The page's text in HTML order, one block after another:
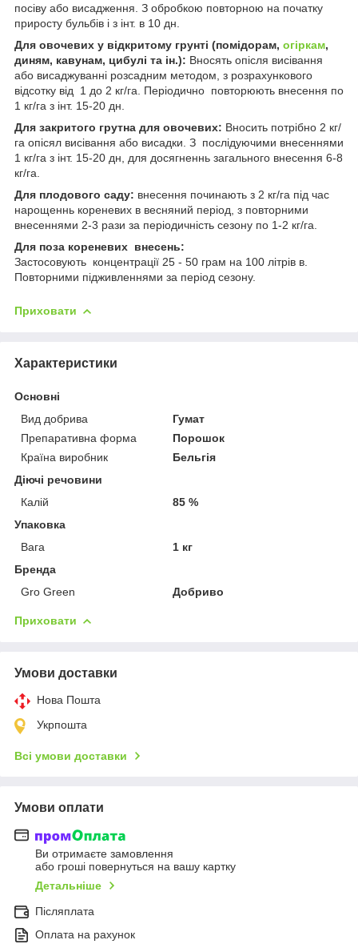
посіву або висадження. З обробкою повторною на початку
приросту бульбів і з інт. в 10 дн.
Для овочевих у відкритому грунті (помідорам, огіркам,
диням, кавунам, цибулі та ін.): Вносять опісля висівання
або висаджуванні розсадним методом, з розрахункового
відсотку від 1 до 2 кг/га. Періодично повторюють внесення по
1 кг/га з інт. 15-20 дн.
Для закритого грутна для овочевих: Вносить потрібно 2 кг/
га опісял висівання або висадки. З послідуючими внесеннями
1 кг/га з інт. 15-20 дн, для досягненнь загального внесення 6-8
кг/га.
Для плодового саду: внесення починають з 2 кг/га під час
нарощеннь кореневих в весняний період, з повторними
внесеннями 2-3 рази за періодичність сезону по 1-2 кг/га.
Для поза кореневих внесень:
Застосовують концентрації 25 - 50 грам на 100 літрів в.
Повторними підживленнями за період сезону.
Приховати
Характеристики
Основні
Вид добрива
Гумат
Препаративна форма
Порошок
Країна виробник
Бельгія
Діючі речовини
Калій
85 %
Упаковка
Вага
1 кг
Бренда
Gro Green
Добриво
Приховати
Умови доставки
Нова Пошта
Укрпошта
Всі умови доставки
Умови оплати
Ви отримаєте замовлення
або гроші повернуться на вашу картку
Детальніше
Післяплата
Оплата на рахунок